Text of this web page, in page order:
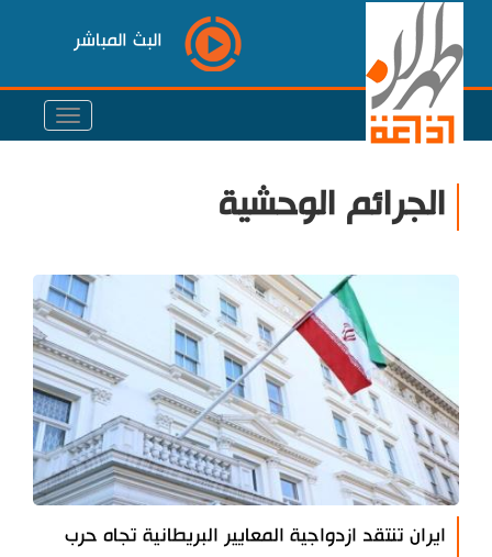
البث المباشر
الجرائم الوحشية
ايران تنتقد ازدواجية المعايير البريطانية تجاه حرب